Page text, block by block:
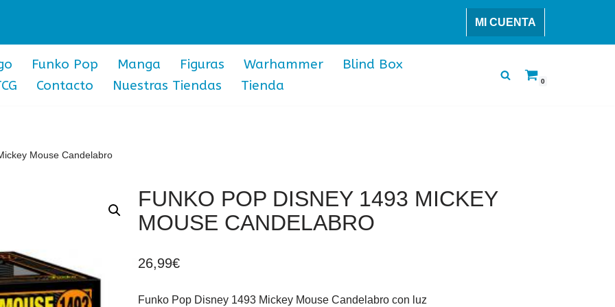
MI CUENTA
Funko Pop Manga Figuras Warhammer
Blind Box
Contacto Nuestras Tiendas Tienda 0
Mouse Candelabro
FUNKO POP DISNEY 1493 MICKEY
MOUSE CANDELABRO
26,99€
Funko Pop Disney 1493 Mickey Mouse Candelabro con luz